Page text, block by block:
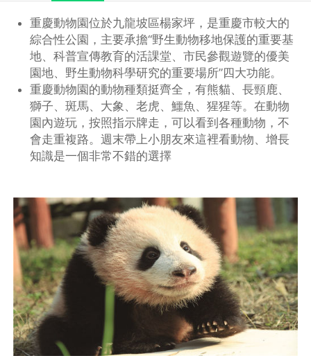
重慶動物園位於九龍坡區楊家坪，是重慶市較大的
綜合性公園，主要承擔“野生動物移地保護的重要基
地、科普宣傳教育的活課堂、市民參觀遊覽的優美
園地、野生動物科學研究的重要場所”四大功能。
重慶動物園的動物種類挺齊全，有熊貓、長頸鹿、
獅子、斑馬、大象、老虎、鱷魚、猩猩等。在動物
園內遊玩，按照指示牌走，可以看到各種動物，不
會走重複路。週末帶上小朋友來這裡看動物、增長
知識是一個非常不錯的選擇